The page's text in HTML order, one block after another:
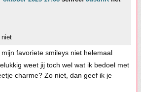
niet
favoriete smileys niet helemaal
weet jij toch wel wat ik bedoel met
charme? Zo niet, dan geef ik je